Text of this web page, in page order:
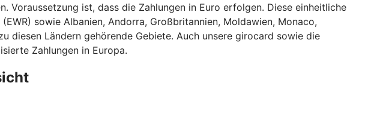
ist, dass die Zahlungen in Euro erfolgen. Diese einheitliche
sowie Albanien, Andorra, Großbritannien, Moldawien, Monaco,
diesen Ländern gehörende Gebiete. Auch unsere girocard sowie die
Zahlungen in Europa.